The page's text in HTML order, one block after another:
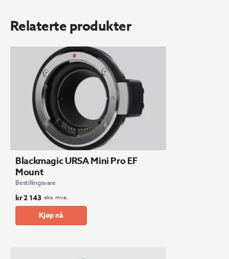
Relaterte produkter
Blackmagic URSA Mini Pro EF
Mount
Bestillingsvare
kr2 143 eks. mva.
Kjøp nå